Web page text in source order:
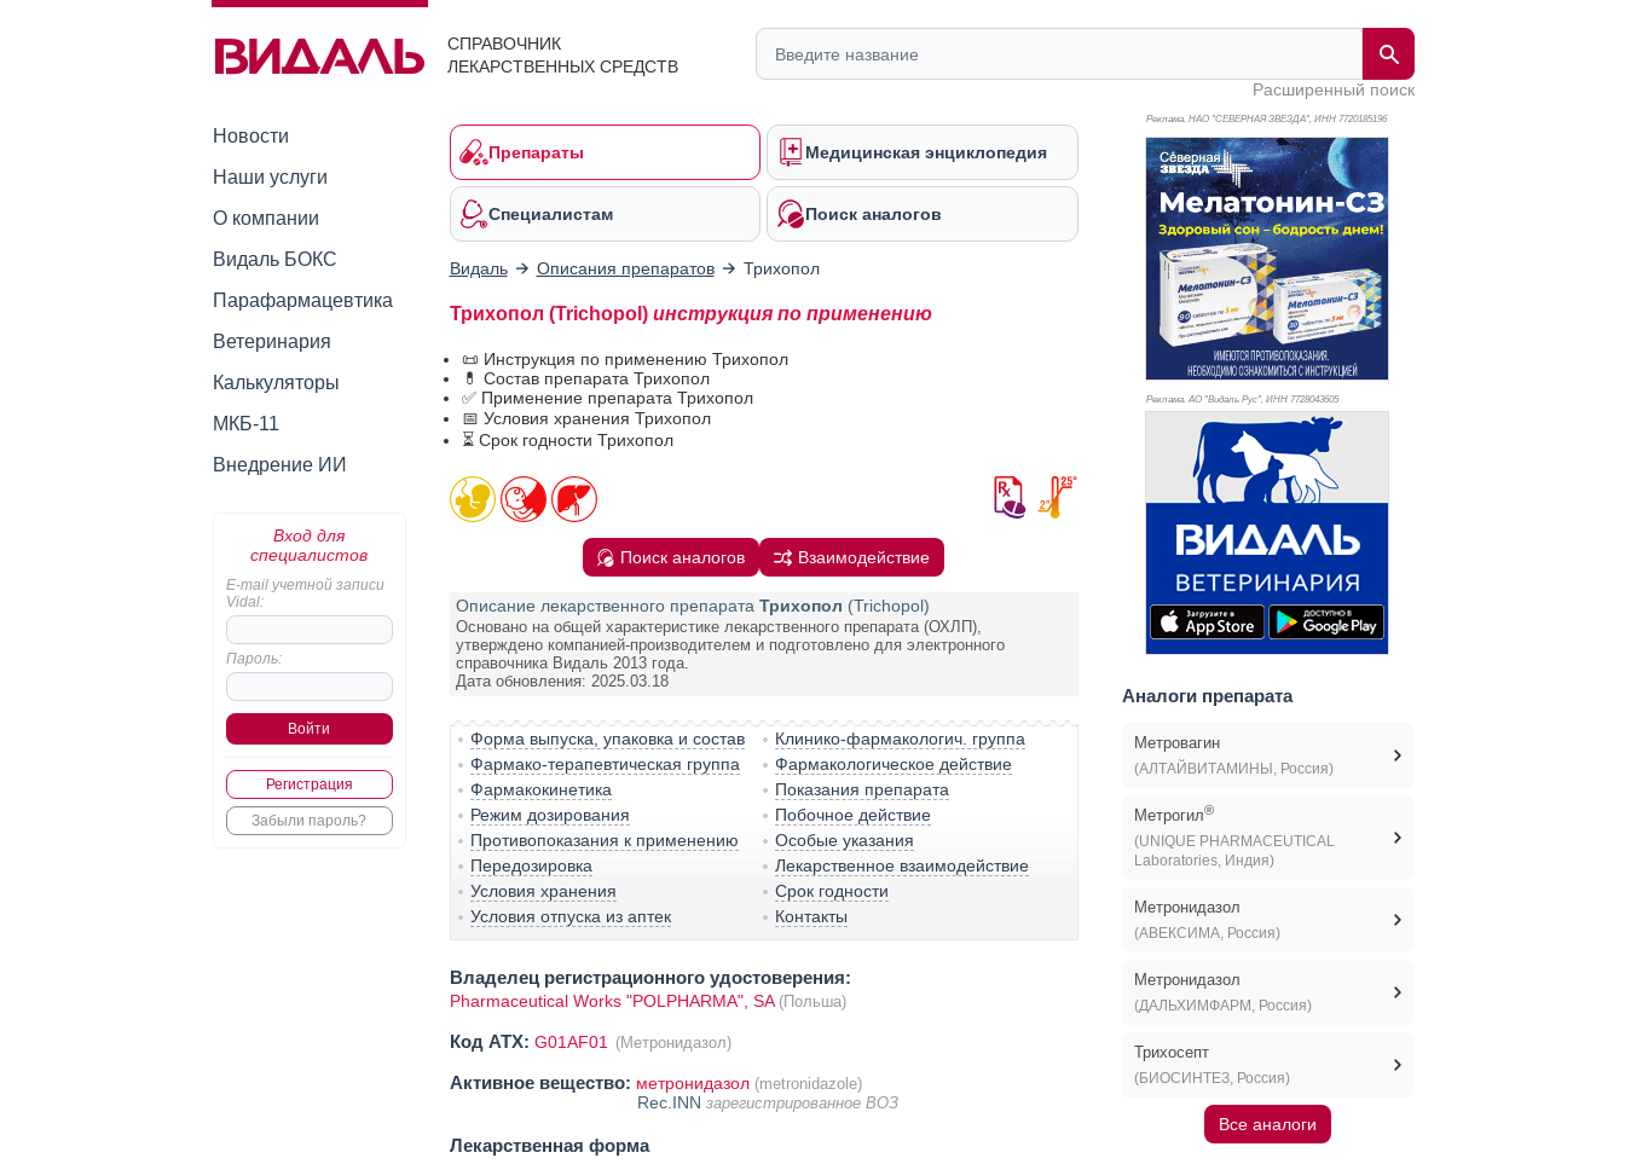
СПРАВОЧНИК
ЛЕКАРСТВЕННЫХ СРЕДСТВ
Расширенный поиск
Новости
Наши услуги
О компании
Видаль БОКС
Парафармацевтика
Ветеринария
Калькуляторы
МКБ-11
Внедрение ИИ
Вход для
специалистов
E-mail учетной записи
Vidal:
Пароль:
Регистрация
Забыли пароль?
Препараты Медицинская энциклопедия
Специалистам Поиск аналогов
Видаль Описания препаратов Трихопол
Трихопол (Trichopol) инструкция по применению
📜 Инструкция по применению Трихопол
💊 Состав препарата Трихопол
✅ Применение препарата Трихопол
📅 Условия хранения Трихопол
⏳ Срок годности Трихопол
Поиск аналогов Взаимодействие
Описание лекарственного препарата Трихопол (Trichopol)
Основано на общей характеристике лекарственного препарата (ОХЛП),
утверждено компанией-производителем и подготовлено для электронного
справочника Видаль 2013 года.
Дата обновления: 2025.03.18
Форма выпуска, упаковка и состав
Клинико-фармакологич. группа
Фармако-терапевтическая группа
Фармакологическое действие
Фармакокинетика
Показания препарата
Режим дозирования
Побочное действие
Противопоказания к применению
Особые указания
Передозировка
Лекарственное взаимодействие
Условия хранения
Срок годности
Условия отпуска из аптек
Контакты
Владелец регистрационного удостоверения:
Pharmaceutical Works "POLPHARMA", SA (Польша)
Код ATX: G01AF01 (Метронидазол)
Активное вещество: метронидазол (metronidazole)
Rec.INN зарегистрированное ВОЗ
Лекарственная форма
Реклама. НАО "СЕВЕРНАЯ ЗВЕЗДА", ИНН 7720185196
Реклама. АО "Видаль Рус", ИНН 7728043605
Аналоги препарата
Метровагин
(АЛТАЙВИТАМИНЫ, Россия)
Метрогил®
(UNIQUE PHARMACEUTICAL
Laboratories, Индия)
Метронидазол
(АВЕКСИМА, Россия)
Метронидазол
(ДАЛЬХИМФАРМ, Россия)
Трихосепт
(БИОСИНТЕЗ, Россия)
Все аналоги